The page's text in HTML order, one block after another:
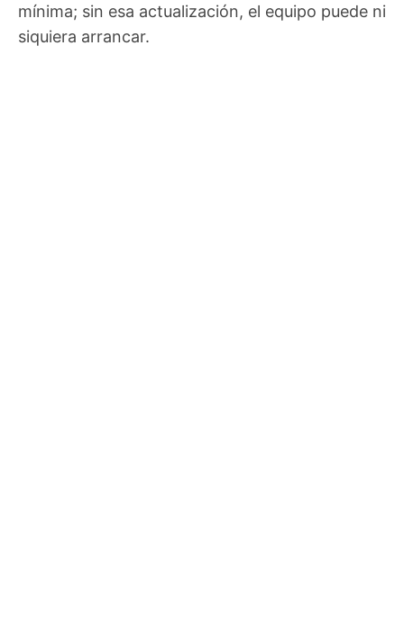
mínima; sin esa actualización, el equipo puede ni
siquiera arrancar.